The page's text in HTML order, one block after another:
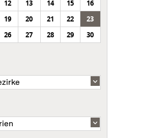
12 13 14 15
16
19 20 21 22
23
26 27 28 29 30